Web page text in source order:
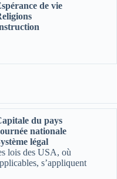
de vie
du pays
nationale
légal
lois des USA, où
s’appliquent